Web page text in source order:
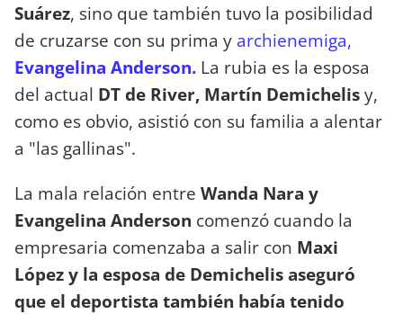
Suárez, sino que también tuvo la posibilidad
de cruzarse con su prima y archienemiga,
Evangelina Anderson. La rubia es la esposa
del actual DT de River, Martín Demichelisy,
como es obvio, asistió con su familia a alentar
a "las gallinas".
La mala relación entre Wanda Nara y
Evangelina Anderson comenzó cuando la
empresaria comenzaba a salir con Maxi
López y la esposa de Demichelis aseguró
que el deportista también había tenido